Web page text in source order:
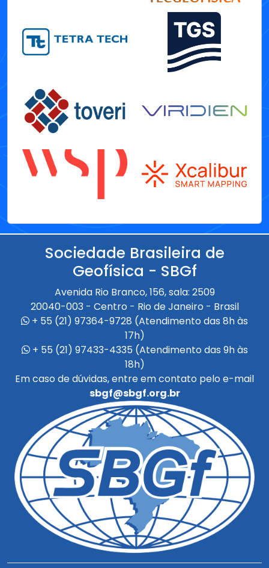
Sociedade Brasileira de
Geofísica - SBGf
20040-003 - Centro - Rio de Janeiro - Brasil
+ 55 (21) 97364-9728 (Atendimento das 8h às
+ 55 (21) 97433-4335 (Atendimento das 9h às
18h)
Em caso de dúvidas, entre em contato pelo e-mail
sbgf@sbgf.org.br
Desenvolvido pela SBGf - Todos os direitos
reservados